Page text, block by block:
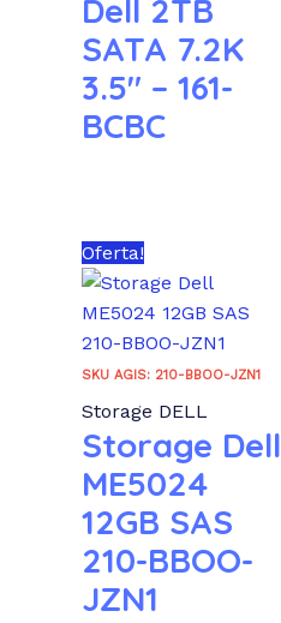
Dell 2TB
SATA 7.2K
3.5″ – 161-
BCBC
Oferta!
SKU AGIS: 210-BBOO-JZN1
Storage DELL
Storage Dell
ME5024
12GB SAS
210-BBOO-
JZN1